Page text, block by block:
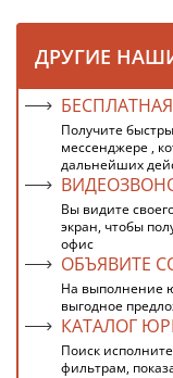
ДРУГИЕ
Получите
мессенджере ,
дальнейших
Вы видите
экран, чтобы
офис
ОБЪЯВИТЕ
На выполнение
выгодное
КАТАЛОГ
Поиск
фильтрам,